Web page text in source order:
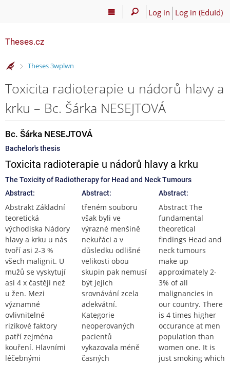
Log in Log in (EduId)
Theses.cz
>
Theses 3wplwn
Toxicita radioterapie u nádorů hlavy a
krku – Bc. Šárka NESEJTOVÁ
Bc. Šárka NESEJTOVÁ
Bachelor's thesis
Toxicita radioterapie u nádorů hlavy a krku
The Toxicity of Radiotherapy for Head and Neck Tumours
Abstract:
Abstrakt Základní
teoretická
východiska Nádory
hlavy a krku u nás
tvoří asi 2-3 %
všech malignit. U
mužů se vyskytují
asi 4 x častěji než
u žen. Mezi
významné
ovlivnitelné
rizikové faktory
patří zejména
kouření. Hlavními
léčebnými
Abstract:
třeném souboru
však byli ve
výrazné menšině
nekuřáci a v
důsledku odlišné
velikosti obou
skupin pak nemusí
být jejich
srovnávání zcela
adekvátní.
Kategorie
neoperovaných
pacientů
vykazovala méně
časných
Abstract:
Abstract The
fundamental
theoretical
findings Head and
neck tumours
make up
approximately 2-
3% of all
malignancies in
our country. There
is 4 times higher
occurance at men
population than
women one. It is
just smoking which